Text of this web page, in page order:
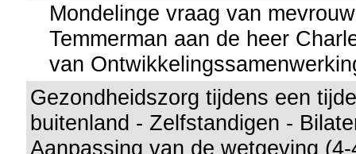
Mondelinge vraag van
Temmerman aan de heer
van
Gezondheidszorg tijdens een
buitenland - Zelfstandigen -
Aanpassing van de wetgeving